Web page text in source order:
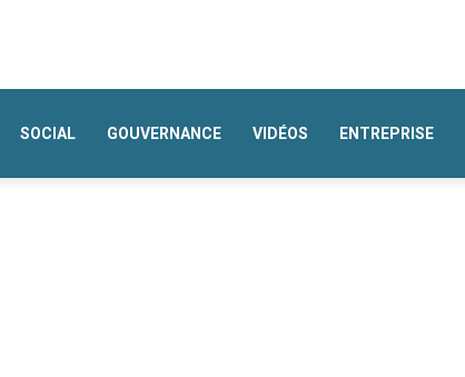
SOCIAL GOUVERNANCE VIDÉOS ENTREPRISE